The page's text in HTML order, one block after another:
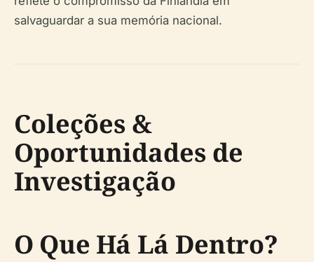
salvaguardar a sua memória nacional.
Coleções &
Oportunidades de
Investigação
O Que Há Lá Dentro?